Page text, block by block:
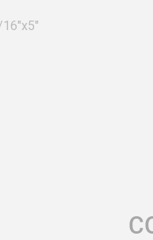
16"x5"